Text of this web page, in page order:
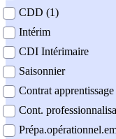
CDD (1)
Intérim
CDI Intérimaire
Saisonnier
Contrat apprentissage
Cont.